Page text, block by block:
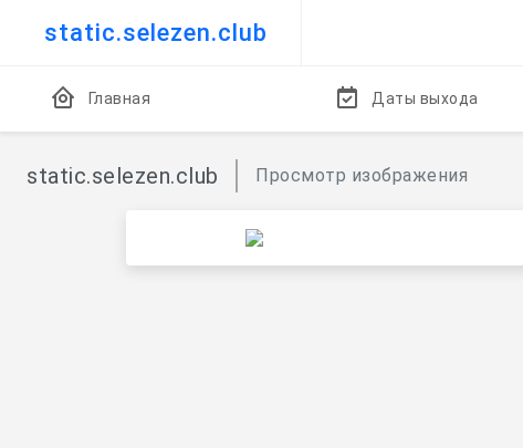
static.selezen.club
Главная Даты выхода
static.selezen.club Просмотр изображения